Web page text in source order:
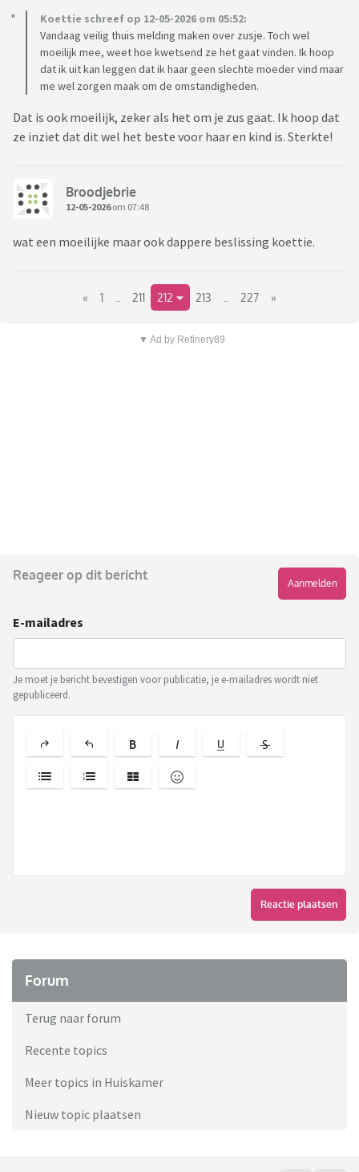
Koettie schreef op 12-05-2026 om 05:52:
Vandaag veilig thuis melding maken over zusje. Toch wel
moeilijk mee, weet hoe kwetsend ze het gaat vinden. Ik hoop
dat ik uit kan leggen dat ik haar geen slechte moeder vind maar
me wel zorgen maak om de omstandigheden.
Dat is ook moeilijk, zeker als het om je zus gaat. Ik hoop dat
ze inziet dat dit wel het beste voor haar en kind is. Sterkte!
Broodjebrie
12-05-2026om 07:48
wat een moeilijke maar ook dappere beslissing koettie.
« 1 .. 211 212 213 .. 227 »
▼ Ad by Refinery89
Reageer op dit bericht
Aanmelden
E-mailadres
Je moet je bericht bevestigen voor publicatie, je e-mailadres wordt niet
gepubliceerd.
Reactie plaatsen
Forum
Terug naar forum
Recente topics
Meer topics in Huiskamer
Nieuw topic plaatsen